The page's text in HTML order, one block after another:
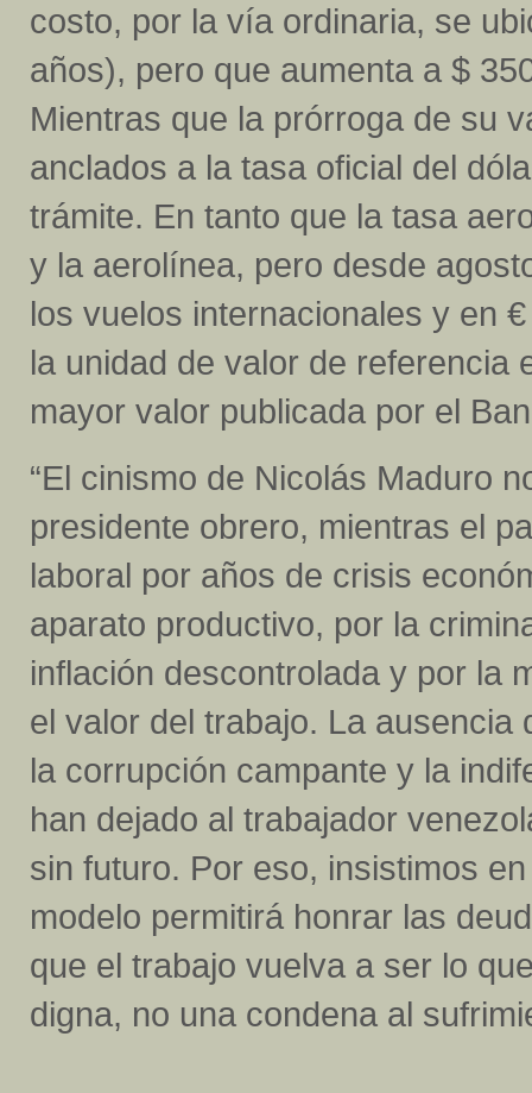
costo, por la vía ordinaria, se
años), pero que aumenta a $
Mientras que la prórroga de su
anclados a la tasa oficial del
trámite. En tanto que la tasa
y la aerolínea, pero desde
los vuelos internacionales y en
la unidad de valor de referencia
mayor valor publicada por el
“El cinismo de Nicolás Maduro
presidente obrero, mientras el
laboral por años de crisis
aparato productivo, por la
inflación descontrolada y por la
el valor del trabajo. La
la corrupción campante y la
han dejado al trabajador
sin futuro. Por eso, insistimos
modelo permitirá honrar las
que el trabajo vuelva a ser lo
digna, no una condena al